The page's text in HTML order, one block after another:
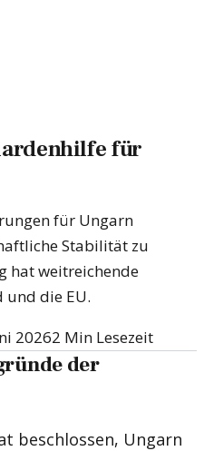
für
für Ungarn
Stabilität zu
hat weitreichende
die EU.
20262 Min Lesezeit
der
beschlossen, Ungarn